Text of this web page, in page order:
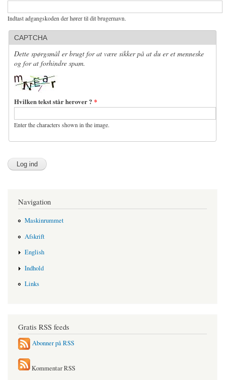
Indtast adgangskoden der hører til dit brugernavn.
CAPTCHA
Dette spørgsmål er brugt for at være sikker på at du er et menneske
og for at forhindre spam.
Hvilken tekst står herover ? *
Enter the characters shown in the image.
Navigation
Maskinrummet
Afskrift
English
Indhold
Links
Gratis RSS feeds
Abonner på RSS
Kommentar RSS